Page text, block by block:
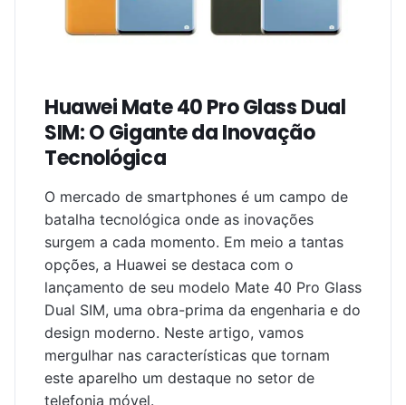
Huawei Mate 40 Pro Glass Dual
SIM: O Gigante da Inovação
Tecnológica
O mercado de smartphones é um campo de
batalha tecnológica onde as inovações
surgem a cada momento. Em meio a tantas
opções, a Huawei se destaca com o
lançamento de seu modelo Mate 40 Pro Glass
Dual SIM, uma obra-prima da engenharia e do
design moderno. Neste artigo, vamos
mergulhar nas características que tornam
este aparelho um destaque no setor de
telefonia móvel.